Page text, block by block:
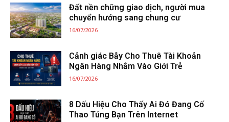
Đất nền chững giao dịch, người mua
chuyển hướng sang chung cư
16/07/2026
Cảnh giác Bẫy Cho Thuê Tài Khoản
Ngân Hàng Nhắm Vào Giới Trẻ
16/07/2026
8 Dấu Hiệu Cho Thấy Ai Đó Đang Cố
Thao Túng Bạn Trên Internet